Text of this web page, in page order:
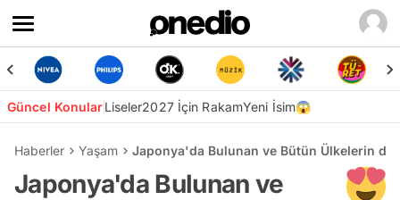
Güncel KonularLiseler2027 İçin RakamYeni İsim😱
Haberler Yaşam Japonya'da Bulunan ve Bütün Ülkelerin de
Japonya'da Bulunan ve